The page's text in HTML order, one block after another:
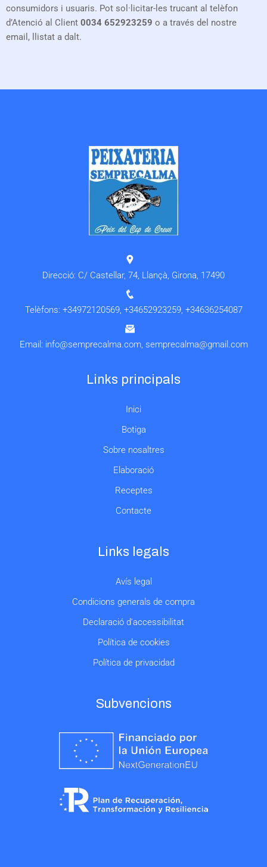
consumidors i usuaris. Pot sol·licitar-les trucant al telèfon
d’Atenció al Client 0034 652923259 o a través del nostre
email, llistat a dalt.
Direcció: C/ Castellar, 74, Llançà, Girona, 17490
Telèfons: +34972120569, +34652923259, +34636254087
Email: info@semprecalma.com, semprecalma@gmail.com
Links principals
Inici
Botiga
Sobre nosaltres
Elaboració
Receptes
Contacte
Links legals
Avís legal
Condicions generals de compra
Declaració d’accessibilitat
Política de cookies
Política de privacidad
Subvencions